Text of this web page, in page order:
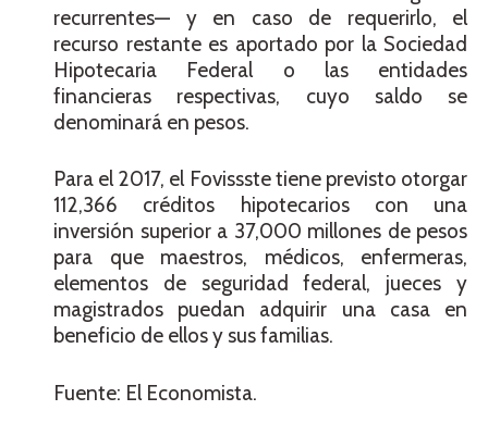
recurrentes— y en caso de requerirlo, el
recurso restante es aportado por la Sociedad
Hipotecaria Federal o las entidades
financieras respectivas, cuyo saldo se
denominará en pesos.
Para el 2017, el Fovissste tiene previsto otorgar
112,366 créditos hipotecarios con una
inversión superior a 37,000 millones de pesos
para que maestros, médicos, enfermeras,
elementos de seguridad federal, jueces y
magistrados puedan adquirir una casa en
beneficio de ellos y sus familias.
Fuente: El Economista.